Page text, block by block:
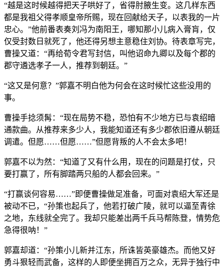
“越是这时候越得把天子哄好了，省得肘腋生变。这几样东西
都是我祖父得孝顺皇帝所赐，现在回献给天子，以表我的一片
忠心。”他前番表奏刘冯为南阳王，哪知那小儿病入膏肓，仅
仅受封数日就死了，他还得另想主意稳住刘协。待表章写完，
曹操又道：“再给荀令君写封信，叫他诏命九卿以及每个郡的
郡守遴选孝子一人，推荐到朝廷。”
“这又是何意？”郭嘉不明白他为何会在这时候忙这些没用的
事。
曹操手捻须髯：“现在局势不稳，恐怕有不少地方已与袁绍暗
通款曲。从推荐来多少人，我能知道还有多少郡依旧遵从朝廷
调遣。但愿……但愿……”但愿背叛的人不会太多吧！
郭嘉不以为然：“知道了又有什么用，现在的问题是打仗，只
要打赢了，所有脚踏两只船的人都会回来。”
“打赢谈何容易……”即便曹操做足准备，可面对袁绍大军还是
被动不已，“孙策也起兵了，他若打破广陵，就可以逼至青徐
之地，东线就全完了。我却只能差出两千兵马帮陈登，情势危
急得很呐！”
郭嘉却道：“孙策小儿新并江东，所诛皆英豪雄杰。而他又好
勇斗狠轻而武备，这样的人即便坐拥百万之众，无异于独行中